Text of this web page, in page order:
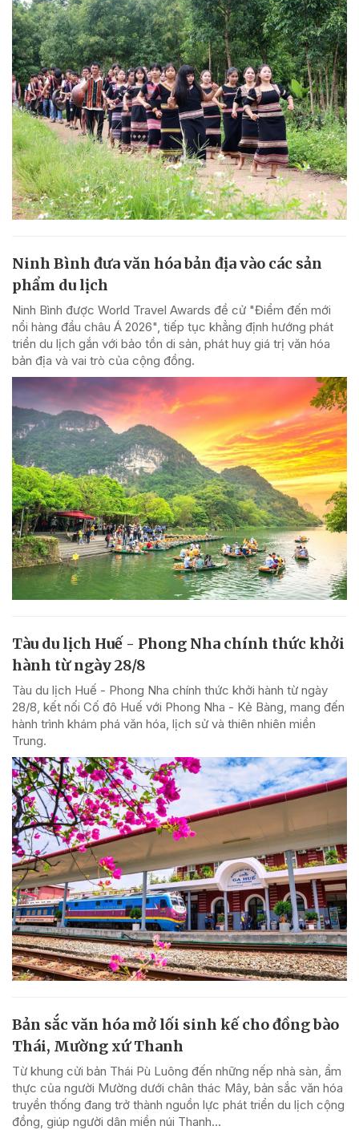
Ninh Bình đưa văn hóa bản địa vào các sản
phẩm du lịch
Ninh Bình được World Travel Awards đề cử "Điểm đến mới
nổi hàng đầu châu Á 2026", tiếp tục khẳng định hướng phát
triển du lịch gắn với bảo tồn di sản, phát huy giá trị văn hóa
bản địa và vai trò của cộng đồng.
Tàu du lịch Huế - Phong Nha chính thức khởi
hành từ ngày 28/8
Tàu du lịch Huế - Phong Nha chính thức khởi hành từ ngày
28/8, kết nối Cố đô Huế với Phong Nha - Kẻ Bàng, mang đến
hành trình khám phá văn hóa, lịch sử và thiên nhiên miền
Trung.
Bản sắc văn hóa mở lối sinh kế cho đồng bào
Thái, Mường xứ Thanh
Từ khung cửi bản Thái Pù Luông đến những nếp nhà sàn, ẩm
thực của người Mường dưới chân thác Mây, bản sắc văn hóa
truyền thống đang trở thành nguồn lực phát triển du lịch cộng
đồng, giúp người dân miền núi Thanh...